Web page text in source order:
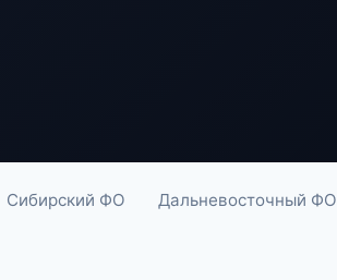
Сибирский ФО Дальневосточный ФО